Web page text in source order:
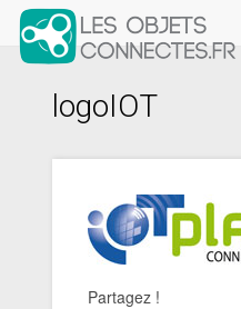
logoIOT
Partagez !